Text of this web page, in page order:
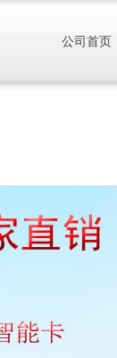
公司首页